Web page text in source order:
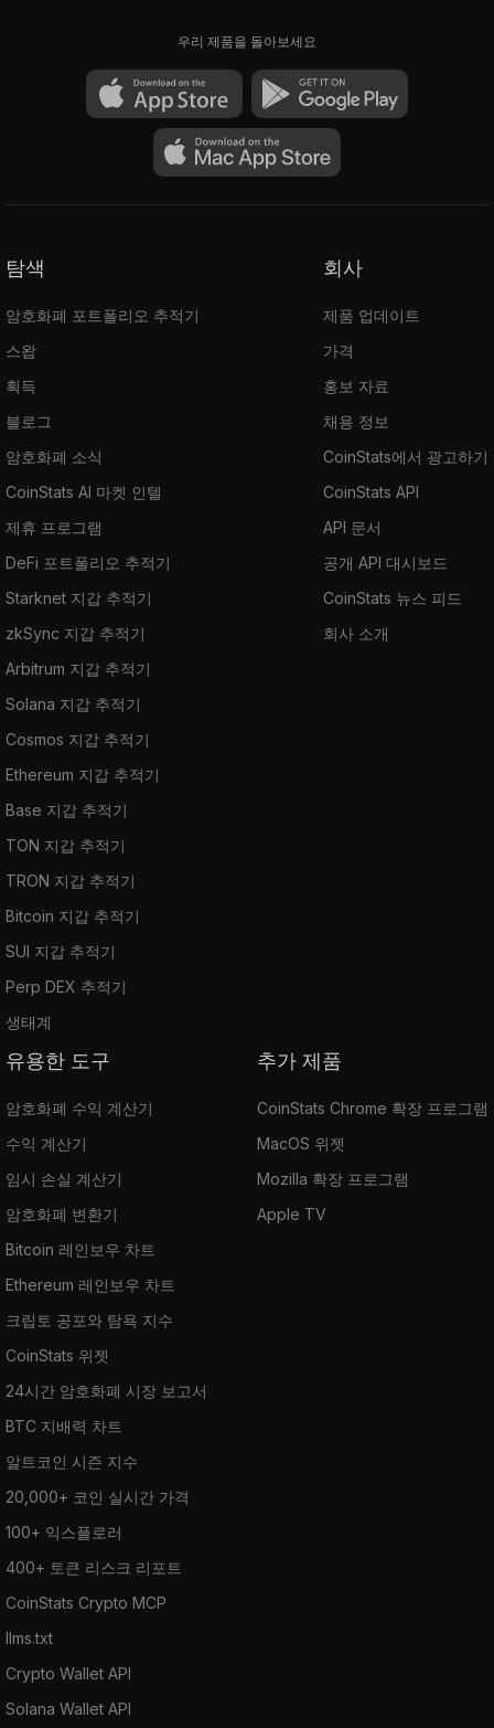
우리 제품을 돌아보세요
탐색
암호화폐 포트폴리오 추적기
스왑
획득
블로그
암호화폐 소식
CoinStats AI 마켓 인텔
제휴 프로그램
DeFi 포트폴리오 추적기
Starknet 지갑 추적기
zkSync 지갑 추적기
Arbitrum 지갑 추적기
Solana 지갑 추적기
Cosmos 지갑 추적기
Ethereum 지갑 추적기
Base 지갑 추적기
TON 지갑 추적기
TRON 지갑 추적기
Bitcoin 지갑 추적기
SUI 지갑 추적기
Perp DEX 추적기
생태계
회사
제품 업데이트
가격
홍보 자료
채용 정보
CoinStats에서 광고하기
CoinStats API
API 문서
공개 API 대시보드
CoinStats 뉴스 피드
회사 소개
유용한 도구
암호화폐 수익 계산기
수익 계산기
임시 손실 계산기
암호화폐 변환기
Bitcoin 레인보우 차트
Ethereum 레인보우 차트
크립토 공포와 탐욕 지수
CoinStats 위젯
24시간 암호화폐 시장 보고서
BTC 지배력 차트
알트코인 시즌 지수
20,000+ 코인 실시간 가격
100+ 익스플로러
400+ 토큰 리스크 리포트
CoinStats Crypto MCP
llms.txt
Crypto Wallet API
Solana Wallet API
추가 제품
CoinStats Chrome 확장 프로그램
MacOS 위젯
Mozilla 확장 프로그램
Apple TV